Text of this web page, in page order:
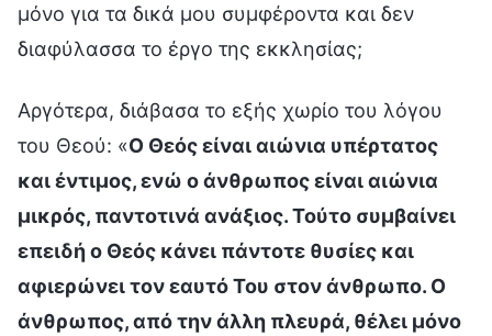
μόνο για τα δικά μου συμφέροντα και δεν
διαφύλασσα το έργο της εκκλησίας;
Αργότερα, διάβασα το εξής χωρίο του λόγου
του Θεού: «Ο Θεός είναι αιώνια υπέρτατος
και έντιμος, ενώ ο άνθρωπος είναι αιώνια
μικρός, παντοτινά ανάξιος. Τούτο συμβαίνει
επειδή ο Θεός κάνει πάντοτε θυσίες και
αφιερώνει τον εαυτό Του στον άνθρωπο. Ο
άνθρωπος, από την άλλη πλευρά, θέλει μόνο